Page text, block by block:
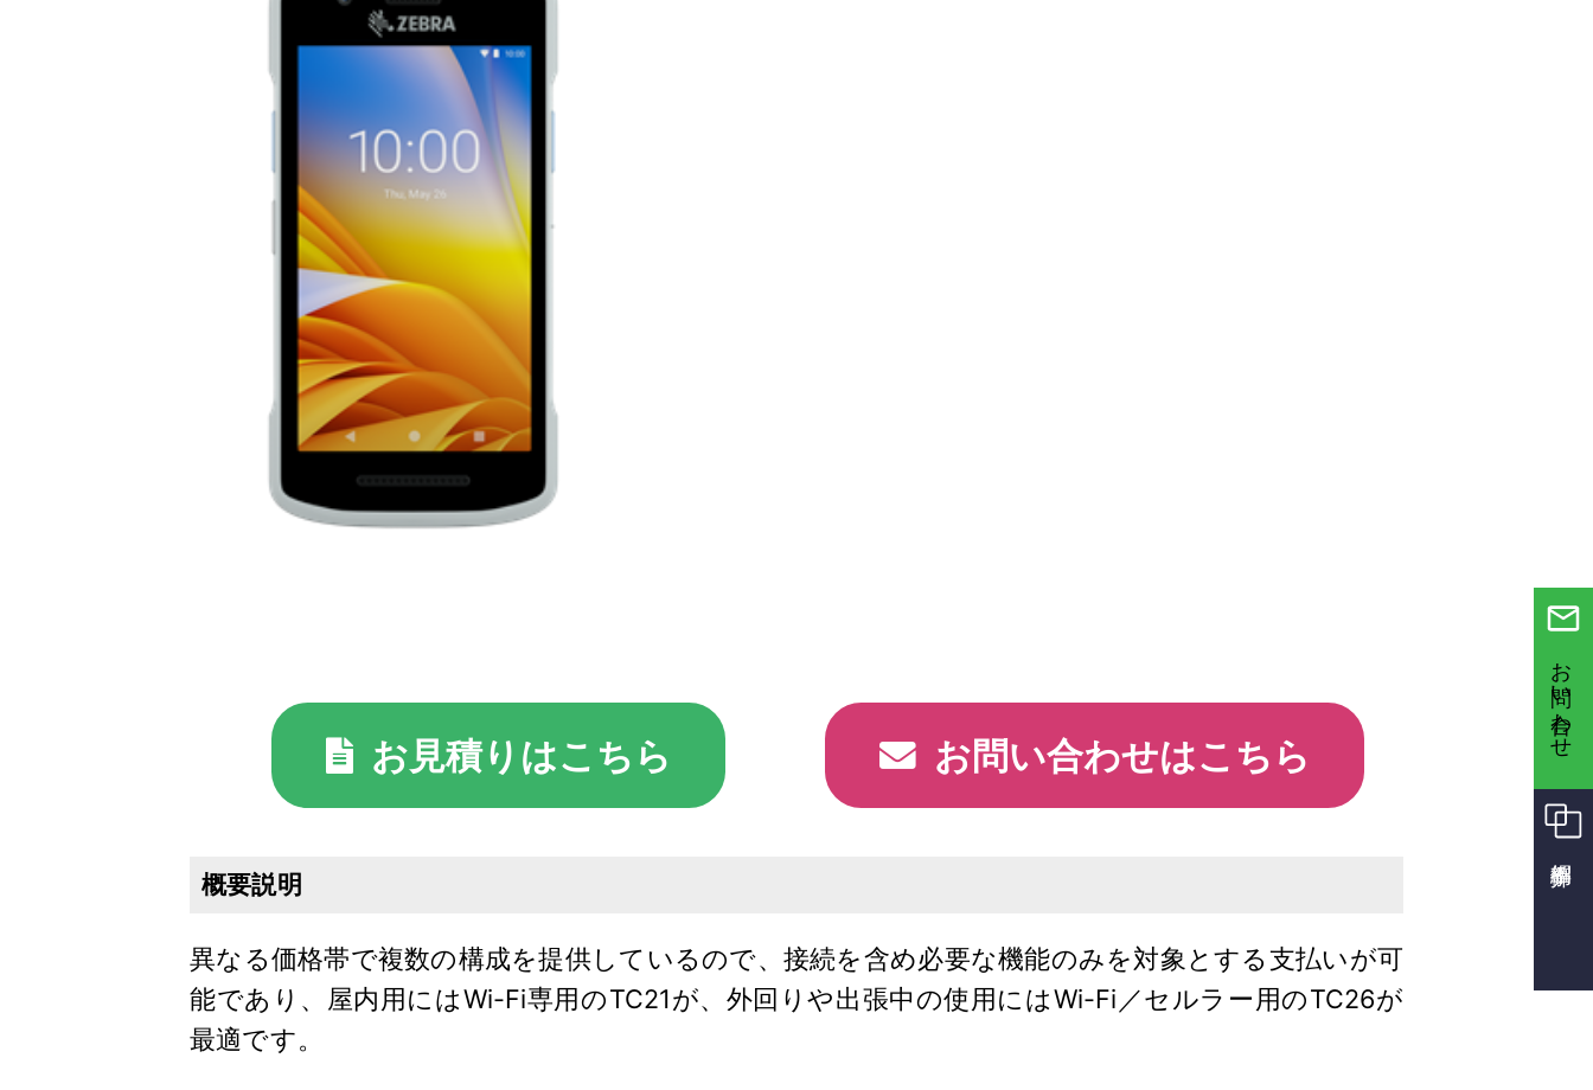
お問い合わせ
お見積りはこちら お問い合わせはこちら
概要説明
異なる価格帯で複数の構成を提供しているので、接続を含め必要な機能のみを対象とする支払いが可
能であり、屋内用にはWi-Fi専用のTC21が、外回りや出張中の使用にはWi-Fi／セルラー用のTC26が
最適です。